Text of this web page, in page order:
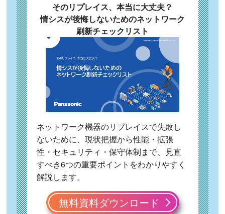
そのリプレイス、本当に大丈夫？
情シスが後悔しないためのネットワーク
刷新チェックリスト
ネットワーク機器のリプレイスで失敗し
ないために、現状把握から性能・拡張
性・セキュリティ・保守体制まで、見直
すべき6つの重要ポイントをわかりやすく
解説します。
無料資料ダウンロード